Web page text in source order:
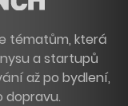
tématům, která
a startupů
až po bydlení,
dopravu.